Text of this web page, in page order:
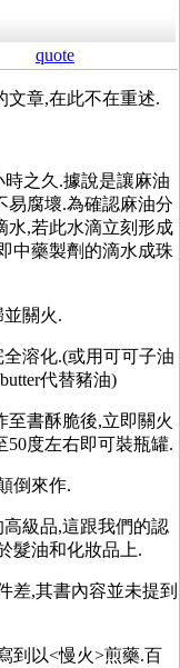
quote
文章,在此不在重述.
時之久.據說是讓麻油
易腐壞.為確認麻油分
水,若此水滴立刻形成
中藥製劑的滴水成珠
關火.
溶化.(或用可可子油
代替豬油)
至書酥脆後,立即關火
50度左右即可裝瓶罐.
倒來作.
級品,這跟我們的認
髮油和化妝品上.
差,其書內容並未提到
到以<慢火>煎藥.百